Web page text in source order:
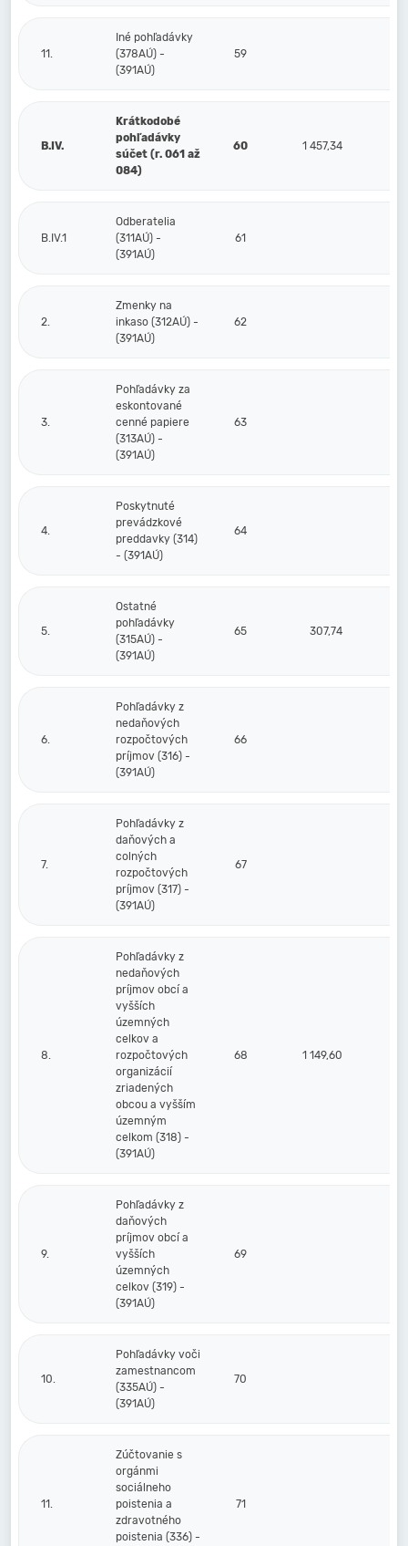
11.
Iné pohľadávky
(378AÚ) -
(391AÚ)
59
B.IV.
Krátkodobé
pohľadávky
súčet (r. 061 až
084)
60 1 457,34
B.IV.1
Odberatelia
(311AÚ) -
(391AÚ)
61
2.
Zmenky na
inkaso (312AÚ) -
(391AÚ)
62
3.
Pohľadávky za
eskontované
cenné papiere
(313AÚ) -
(391AÚ)
63
4.
Poskytnuté
prevádzkové
preddavky (314)
- (391AÚ)
64
5.
Ostatné
pohľadávky
(315AÚ) -
(391AÚ)
65 307,74
6.
Pohľadávky z
nedaňových
rozpočtových
príjmov (316) -
(391AÚ)
66
7.
Pohľadávky z
daňových a
colných
rozpočtových
príjmov (317) -
(391AÚ)
67
8.
Pohľadávky z
nedaňových
príjmov obcí a
vyšších
územných
celkov a
rozpočtových
organizácií
zriadených
obcou a vyšším
územným
celkom (318) -
(391AÚ)
68 1 149,60
9.
Pohľadávky z
daňových
príjmov obcí a
vyšších
územných
celkov (319) -
(391AÚ)
69
10.
Pohľadávky voči
zamestnancom
(335AÚ) -
(391AÚ)
70
11.
Zúčtovanie s
orgánmi
sociálneho
poistenia a
zdravotného
poistenia (336) -
71